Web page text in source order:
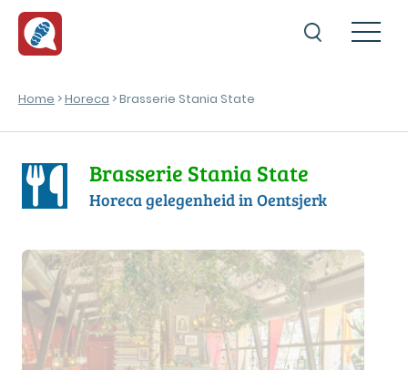
Home >Horeca > Brasserie Stania State
Brasserie Stania State
Horeca gelegenheid in Oentsjerk